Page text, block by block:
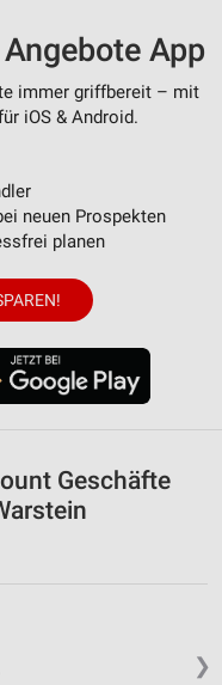
App
immer griffbereit – mit
iOS & Android.
neuen Prospekten
planen
Geschäfte
❯